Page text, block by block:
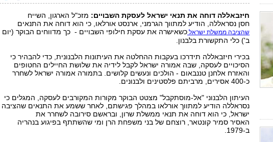
חיזבאללה דוחה את תנאי ישראל לעסקת השבויים: מזכ"ל הארגון, השייח
חסן נסראללה, הודיע למתווך הגרמני, ארנסט אורלאו, כי הוא דוחה את התנאים
שהציבה ממשלת ישראל כשאישרה את עסקת חילופי השבויים - כך מדווחים הבוקר (יום
ב') כלי התקשורת בלבנון.
בכירי חיזבאללה תידרכו בעקבות ההחלטה את העיתונות הלבנונית, כדי להבהיר כי
הסיכויים לעסקה, שבה אמורה ישראל לקבל לידיה את שלושת החיילים החטופים
והאזרח אלחנן טננבאום - הולכים ונעשים קלושים. בתמורה אמורה ישראל לשחרר
כ-400 אסירים, מרביתם פלסטינים ולבנונים.
העיתון הלבנוני "אל-מוסתקבל" מצטט הבוקר מקורות המקורבים לעסקה, המגלים כי
נסראללה הודיע למתווך אורלאו במהלך פגישתם, לאחר ששמע את התנאים שהציבה
ישראל, כי הוא דוחה את תנאי ממשלת שרון, ובראשם סירובה לשחרר את
האסיר סמיר קונטאר, רוצחם של בני משפחת הרן ומי שהשתתף בפיגוע בנהריה
ב-1979.